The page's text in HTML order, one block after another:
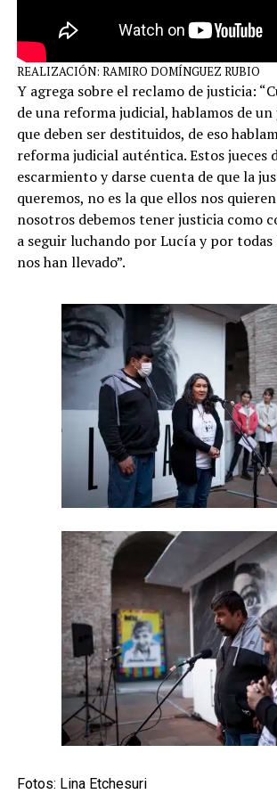
REALIZACIÓN: RAMIRO DOMÍNGUEZ RUBIO
Y agrega sobre el reclamo de justicia:
de una reforma judicial, hablamos de un
que deben ser destituidos, de eso
reforma judicial auténtica. Estos jueces
escarmiento y darse cuenta de que la
queremos, no es la que ellos nos
nosotros debemos tener justicia como
a seguir luchando por Lucía y por todas
nos han llevado”.
Fotos: Lina Etchesuri